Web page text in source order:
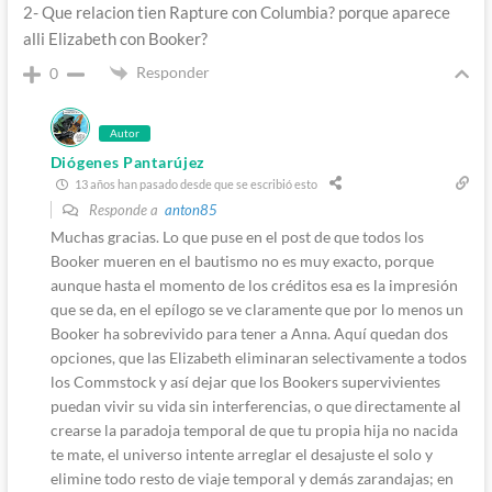
2- Que relacion tien Rapture con Columbia? porque aparece
alli Elizabeth con Booker?
0 Responder
Autor
Diógenes Pantarújez
13 años han pasado desde que se escribió esto
Responde a anton85
Muchas gracias. Lo que puse en el post de que todos los
Booker mueren en el bautismo no es muy exacto, porque
aunque hasta el momento de los créditos esa es la impresión
que se da, en el epílogo se ve claramente que por lo menos un
Booker ha sobrevivido para tener a Anna. Aquí quedan dos
opciones, que las Elizabeth eliminaran selectivamente a todos
los Commstock y así dejar que los Bookers supervivientes
puedan vivir su vida sin interferencias, o que directamente al
crearse la paradoja temporal de que tu propia hija no nacida
te mate, el universo intente arreglar el desajuste el solo y
elimine todo resto de viaje temporal y demás zarandajas; en